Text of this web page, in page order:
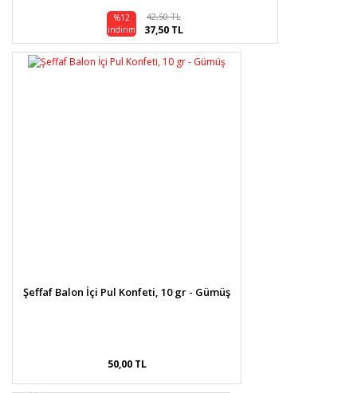
%12
indirim
42,50 TL
37,50 TL
Şeffaf Balon İçi Pul Konfeti, 10 gr - Gümüş
50,00 TL